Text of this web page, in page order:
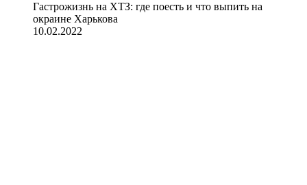
Гастрожизнь на ХТЗ: где поесть и что выпить на
окраине Харькова
10.02.2022